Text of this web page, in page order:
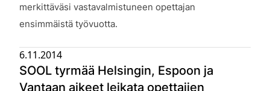
merkittäväsi vastavalmistuneen opettajan
ensimmäistä työvuotta.
SOOL tyrmää Helsingin, Espoon ja
Vantaan aikeet leikata opettajien
6.11.2014